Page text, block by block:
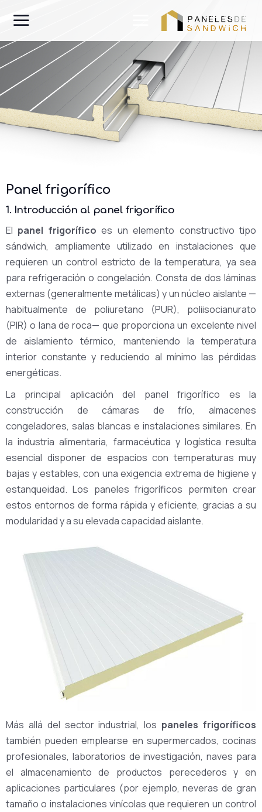
Panel frigorífico
1. Introducción al panel frigorífico
El panel frigorífico es un elemento constructivo tipo
sándwich, ampliamente utilizado en instalaciones que
requieren un control estricto de la temperatura, ya sea
para refrigeración o congelación. Consta de dos láminas
externas (generalmente metálicas) y un núcleo aislante —
habitualmente de poliuretano (PUR), poliisocianurato
(PIR) o lana de roca— que proporciona un excelente nivel
de aislamiento térmico, manteniendo la temperatura
interior constante y reduciendo al mínimo las pérdidas
energéticas.
La principal aplicación del panel frigorífico es la
construcción de cámaras de frío, almacenes
congeladores, salas blancas e instalaciones similares. En
la industria alimentaria, farmacéutica y logística resulta
esencial disponer de espacios con temperaturas muy
bajas y estables, con una exigencia extrema de higiene y
estanqueidad. Los paneles frigoríficos permiten crear
estos entornos de forma rápida y eficiente, gracias a su
modularidad y a su elevada capacidad aislante.
Más allá del sector industrial, los paneles frigoríficos
también pueden emplearse en supermercados, cocinas
profesionales, laboratorios de investigación, naves para
el almacenamiento de productos perecederos y en
aplicaciones particulares (por ejemplo, neveras de gran
tamaño o instalaciones vinícolas que requieren un control